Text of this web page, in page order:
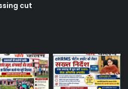
cut